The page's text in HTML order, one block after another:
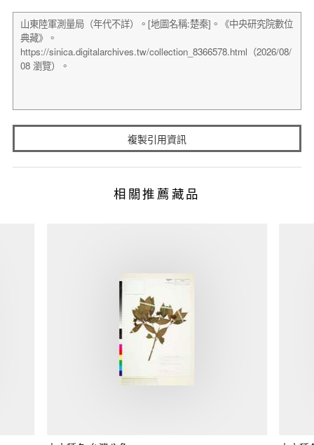
複製引用資訊
相關推薦藏品